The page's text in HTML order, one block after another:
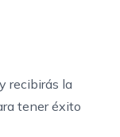
recibirás la
tener éxito